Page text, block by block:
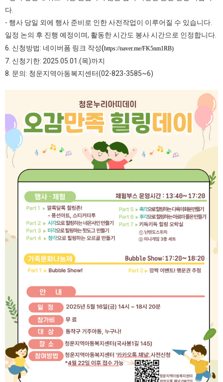
다.
- 행사 당일 외에 행사 준비로 인한 사전작업이 이루어질 수 있습니다.
일정 논의 후 진행 예정이며, 활동한 시간도 봉사 시간으로 인정합니다.
6. 신청방법: 네이버폼 링크 작성(https://naver.me/FK5nm1RB)
7. 신청기한: 2025.05.01.(목)까지
8. 문의: 청운지역아동복지센터(02-823-3585~6)